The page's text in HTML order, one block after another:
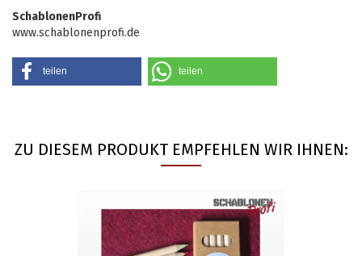
SchablonenProfi
www.schablonenprofi.de
teilen teilen
ZU DIESEM PRODUKT EMPFEHLEN WIR IHNEN: